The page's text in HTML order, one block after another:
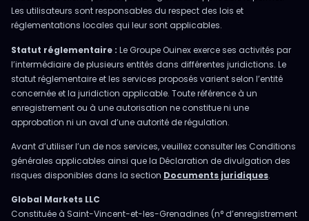
Les utilisateurs sont responsables du respect des lois et
réglementations locales qui leur sont applicables.
Statut réglementaire : Le Groupe Ouinex exerce ses activités par
l’intermédiaire de plusieurs entités dans différentes juridictions. Le
statut réglementaire et les services proposés varient selon l’entité
concernée et la juridiction applicable. Toute référence à un
enregistrement ou à une autorisation ne constitue ni une
approbation ni un aval d’une autorité de régulation.
Avant d’utiliser l’un de nos services, veuillez consulter les Conditions
générales applicables ainsi que la Déclaration de divulgation des
risques disponibles dans la section Documents juridiques.
Global Markets LLC
Constituée à Saint-Vincent-et-les-Grenadines (n° d’enregistrement